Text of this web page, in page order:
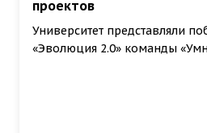
проектов
Университет представляли
«Эволюция 2.0» команды